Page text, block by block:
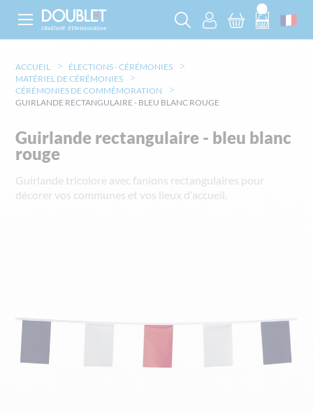
ACCUEIL
ÉLECTIONS - CÉRÉMONIES
MATÉRIEL DE CÉRÉMONIES
CÉRÉMONIES DE COMMÉMORATION
GUIRLANDE RECTANGULAIRE - BLEU BLANC ROUGE
Guirlande rectangulaire - bleu blanc
rouge
Guirlande tricolore avec fanions rectangulaires pour
décorer vos communes et vos lieux d'accueil.